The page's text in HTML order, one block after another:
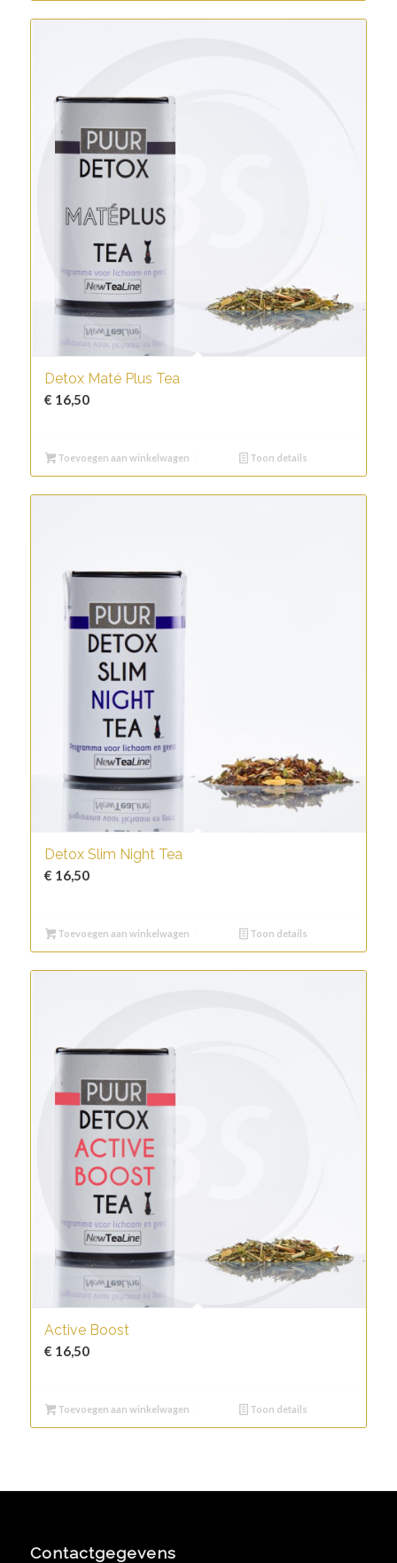
Detox Maté Plus Tea
€ 16,50
Toevoegen aan winkelwagen Toon details
Detox Slim Night Tea
€ 16,50
Toevoegen aan winkelwagen Toon details
Active Boost
€ 16,50
Toevoegen aan winkelwagen Toon details
Contactgegevens